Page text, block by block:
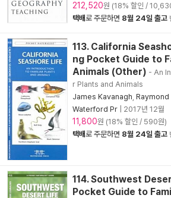
212,520원 (18% 할인 /
택배로 주문하면 8월 24일 출고
113. California
ng Pocket Guide to
Animals (Other) - An
r Plants and Animals
James Kavanagh Raymond
Waterford Pr
2017년 12월
11,800원 (18% 할인 / 590원)
택배로 주문하면 8월 24일 출고
114. Southwest
Pocket Guide to